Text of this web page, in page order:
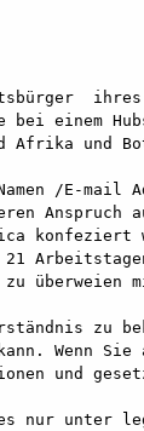
einem
und
/E-mail
Anspruch
konfeziert
21
überweien
zu
Wenn Sie
und
nur unter